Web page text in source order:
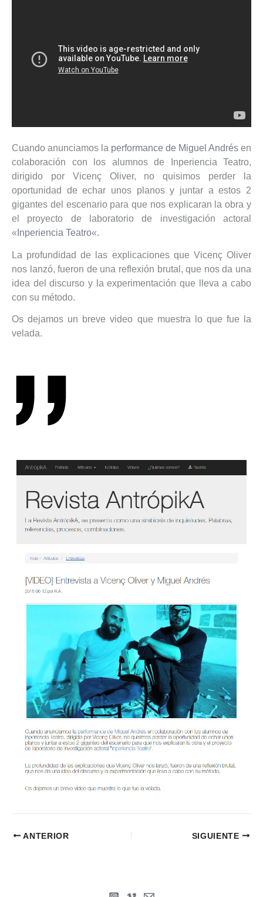
Cuando anunciamos la performance de Miguel Andrés en
colaboración con los alumnos de Inperiencia Teatro,
dirigido por Vicenç Oliver, no quisimos perder la
oportunidad de echar unos planos y juntar a estos 2
gigantes del escenario para que nos explicaran la obra y
el proyecto de laboratorio de investigación actoral
« Inperiencia Teatro«.
La profundidad de las explicaciones que Vicenç Oliver
nos lanzó, fueron de una reflexión brutal, que nos da una
idea del discurso y la experimentación que lleva a cabo
con su método.
Os dejamos un breve video que muestra lo que fue la
velada.
ANTERIOR SIGUIENTE